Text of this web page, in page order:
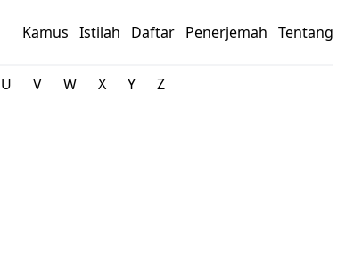
Kamus Istilah Daftar Penerjemah Tentang
U V W X Y Z